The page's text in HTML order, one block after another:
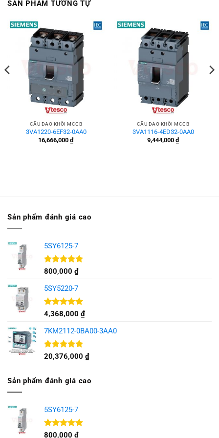
SẢN PHẨM TƯƠNG TỰ
CẦU DAO KHỐI MCCB
3VA1220-6EF32-0AA0
16,666,000 ₫
CẦU DAO KHỐI MCCB
3VA1116-4ED32-0AA0
9,444,000 ₫
Sản phẩm đánh giá cao
5SY6125-7
Được xếp
5 sao
800,000 ₫
5SY5220-7
Được xếp
5 sao
4,368,000 ₫
7KM2112-0BA00-3AA0
Được xếp
20,376,000 ₫
Sản phẩm đánh giá cao
5SY6125-7
Được xếp
800,000 ₫